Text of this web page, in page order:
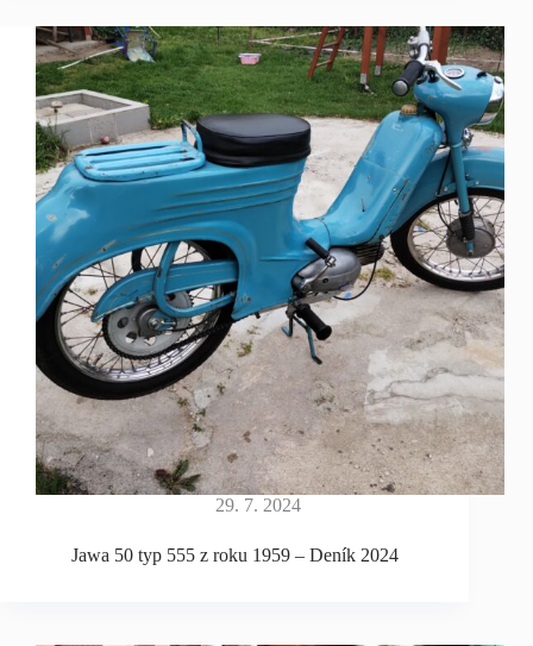
29. 7. 2024
Jawa 50 typ 555 z roku 1959 – Deník 2024